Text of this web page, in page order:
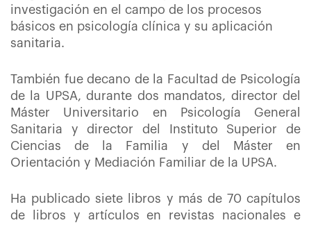
investigación en el campo de los procesos
básicos en psicología clínica y su aplicación
sanitaria.
También fue decano de la Facultad de Psicología
de la UPSA, durante dos mandatos, director del
Máster Universitario en Psicología General
Sanitaria y director del Instituto Superior de
Ciencias de la Familia y del Máster en
Orientación y Mediación Familiar de la UPSA.
Ha publicado siete libros y más de 70 capítulos
de libros y artículos en revistas nacionales e